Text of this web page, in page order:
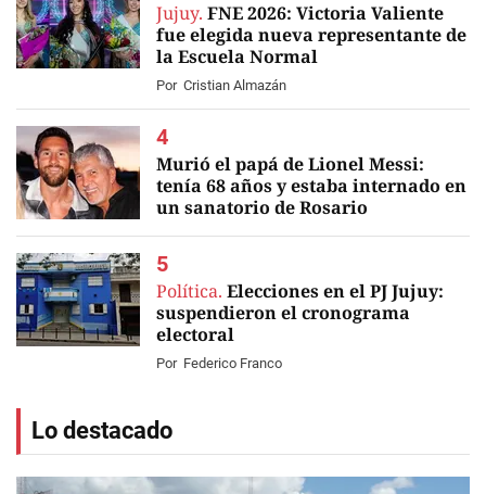
Jujuy. FNE 2026: Victoria Valiente
fue elegida nueva representante de
la Escuela Normal
Por Cristian Almazán
EN VIVO
Murió el papá de Lionel Messi:
tenía 68 años y estaba internado en
un sanatorio de Rosario
Política. Elecciones en el PJ Jujuy:
suspendieron el cronograma
electoral
Por Federico Franco
Lo destacado